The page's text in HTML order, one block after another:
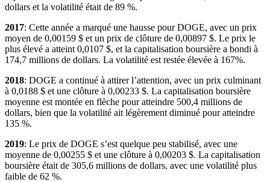
dollars et la volatilité était de 89 %.
2017: Cette année a marqué une hausse pour DOGE, avec un prix
moyen de 0,00159 $ et un prix de clôture de 0,00897 $. Le prix le
plus élevé a atteint 0,0107 $, et la capitalisation boursière a bondi à
174,7 millions de dollars. La volatilité est restée élevée à 167%.
2018: DOGE a continué à attirer l’attention, avec un prix culminant
à 0,0188 $ et une clôture à 0,00233 $. La capitalisation boursière
moyenne est montée en flèche pour atteindre 500,4 millions de
dollars, bien que la volatilité ait légèrement diminué pour atteindre
135 %.
2019: Le prix de DOGE s’est quelque peu stabilisé, avec une
moyenne de 0,00255 $ et une clôture à 0,00203 $. La capitalisation
boursière était de 305,6 millions de dollars, avec une volatilité plus
faible de 62 %.